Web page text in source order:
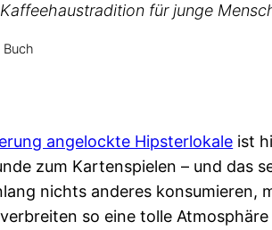
für junge
angelockte Hipsterlokale ist
zum Kartenspielen – und das
nichts anderes
so eine tolle